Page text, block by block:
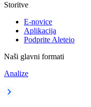
Storitve
E-novice
Aplikacija
Podprite Aleteio
Naši glavni formati
Analize